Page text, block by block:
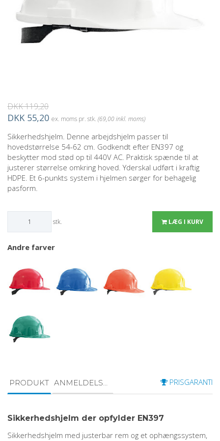
DKK 119,20
DKK 55,20 ex. moms pr. stk. (69,00 inkl. moms)
Sikkerhedshjelm. Denne arbejdshjelm passer til
hovedstørrelse 54-62 cm. Godkendt efter EN397 og
beskytter mod stød op til 440V AC. Praktisk spænde til at
justerer størrelse omkring hoved. Yderskal udført i kraftig
HDPE. Et 6-punkts system i hjelmen sørger for behagelig
pasform.
stk. LÆG I KURV
Andre farver
PRISGARANTI
PRODUKT ANMELDELSER
Sikkerhedshjelm der opfylder EN397
Sikkerhedshjelm med justerbar rem og et ophængssystem,